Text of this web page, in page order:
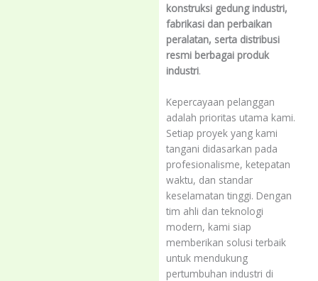
konstruksi gedung industri,
fabrikasi dan perbaikan
peralatan, serta distribusi
resmi berbagai produk
industri.
Kepercayaan pelanggan
adalah prioritas utama kami.
Setiap proyek yang kami
tangani didasarkan pada
profesionalisme, ketepatan
waktu, dan standar
keselamatan tinggi. Dengan
tim ahli dan teknologi
modern, kami siap
memberikan solusi terbaik
untuk mendukung
pertumbuhan industri di